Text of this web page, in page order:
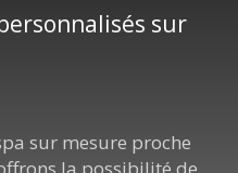
sur
sur mesure proche